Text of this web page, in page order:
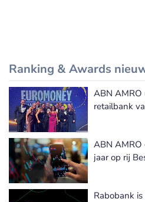
Ranking & Awards
ABN AMRO
retailbank
ABN AMRO
jaar op rij
Rabobank